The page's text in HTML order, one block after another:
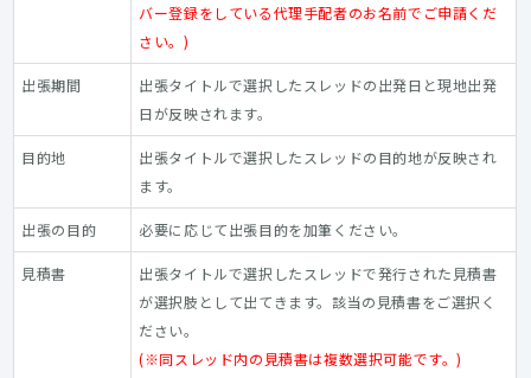
バー登録をしている代理手配者のお名前でご申請くだ
さい。)
出張期間
出張タイトルで選択したスレッドの出発日と現地出発
日が反映されます。
目的地
出張タイトルで選択したスレッドの目的地が反映され
ます。
出張の目的 必要に応じて出張目的を加筆ください。
見積書
出張タイトルで選択したスレッドで発行された見積書
が選択肢として出てきます。該当の見積書をご選択く
ださい。
(※同スレッド内の見積書は複数選択可能です。)